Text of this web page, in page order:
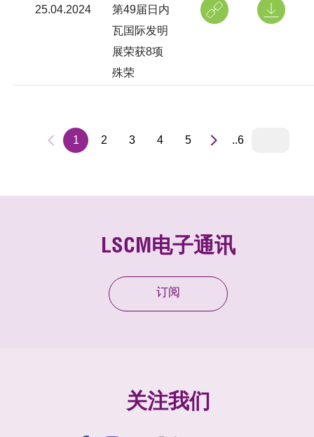
25.04.2024
第49届日内
瓦国际发明
展荣获8项
殊荣
1 2 3 4 5 ..6
LSCM电子通讯
订阅
关注我们